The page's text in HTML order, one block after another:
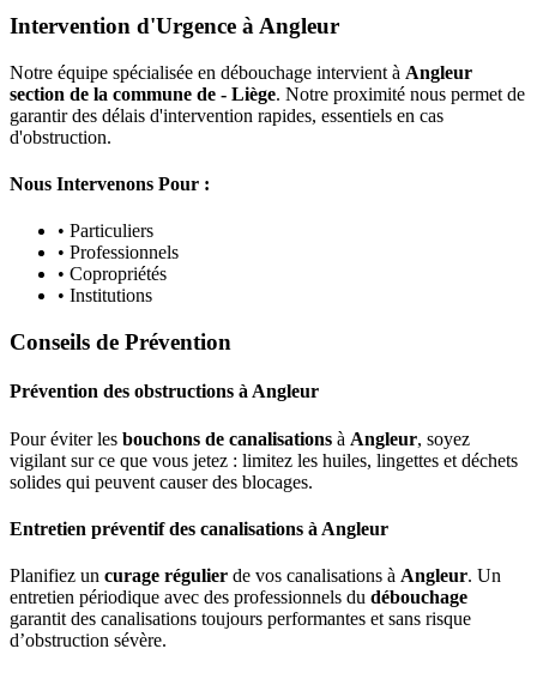
Intervention d'Urgence à Angleur
Notre équipe spécialisée en débouchage intervient à Angleur
section de la commune de - Liège. Notre proximité nous permet de
garantir des délais d'intervention rapides, essentiels en cas
d'obstruction.
Nous Intervenons Pour :
• Particuliers
• Professionnels
• Copropriétés
• Institutions
Conseils de Prévention
Prévention des obstructions à Angleur
Pour éviter les bouchons de canalisations à Angleur, soyez
vigilant sur ce que vous jetez : limitez les huiles, lingettes et déchets
solides qui peuvent causer des blocages.
Entretien préventif des canalisations à Angleur
Planifiez un curage régulier de vos canalisations à Angleur. Un
entretien périodique avec des professionnels du débouchage
garantit des canalisations toujours performantes et sans risque
d’obstruction sévère.